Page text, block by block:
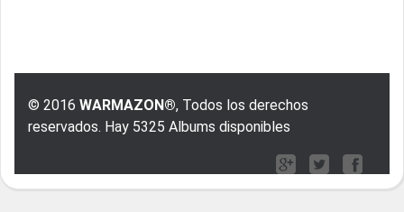
© 2016 WARMAZON®, Todos los derechos
reservados. Hay 5325 Albums disponibles